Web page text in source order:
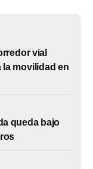
vial
movilidad en
queda bajo